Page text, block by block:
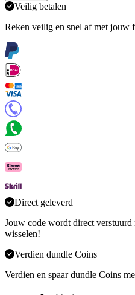
Veilig betalen
Reken veilig en snel af met jouw
Direct geleverd
Jouw code wordt direct
wisselen!
Verdien dundle Coins
Verdien en spaar dundle Coins